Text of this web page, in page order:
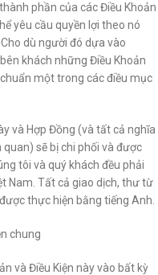
phần của các Điều Khoản
yêu cầu quyền lợi theo nó
dù người đó dựa vào
khách những Điều Khoản
một trong các điều mục
và Hợp Đồng (và tất cả nghĩa
sẽ bị chi phối và được
tôi và quý khách đều phải
Nam. Tất cả giao dịch, thư từ
thực hiện bằng tiếng Anh.
chung
và Điều Kiện này vào bất kỳ